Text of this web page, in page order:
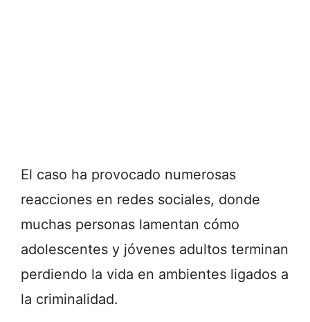
El caso ha provocado numerosas
reacciones en redes sociales, donde
muchas personas lamentan cómo
adolescentes y jóvenes adultos terminan
perdiendo la vida en ambientes ligados a
la criminalidad.